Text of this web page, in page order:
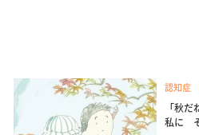
認知症
「秋
私に